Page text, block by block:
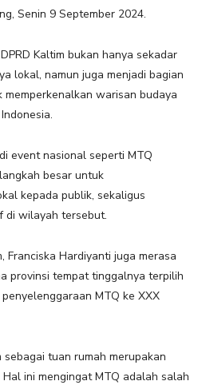
Senin 9 September 2024.
Kaltim bukan hanya sekadar
lokal, namun juga menjadi bagian
warisan budaya
event nasional seperti MTQ
besar untuk
kepada publik, sekaligus
di wilayah tersebut.
Franciska Hardiyanti juga merasa
provinsi tempat tinggalnya terpilih
MTQ ke XXX
tuan rumah merupakan
ini mengingat MTQ adalah salah